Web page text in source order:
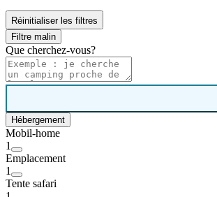
Réinitialiser les filtres
Filtre malin
Que cherchez-vous?
Hébergement
Mobil-home
1
Emplacement
1
Tente safari